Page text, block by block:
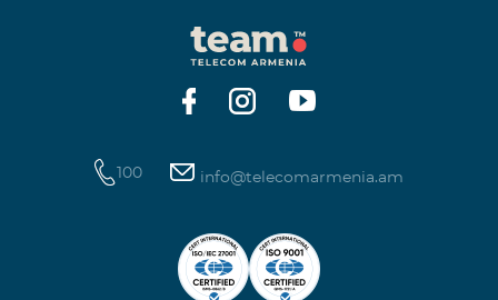
100 info@telecomarmenia.am